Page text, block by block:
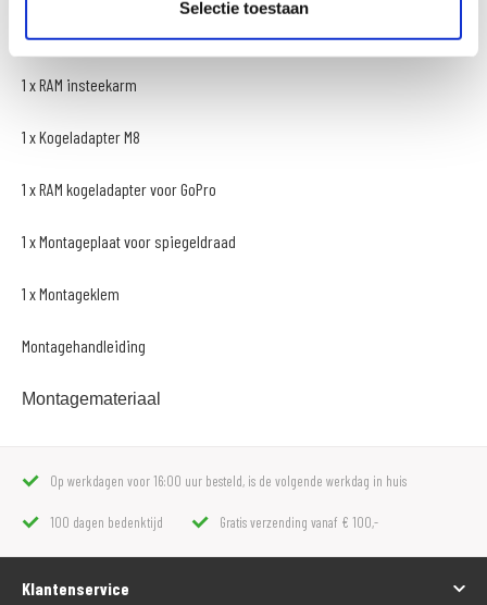
Selectie toestaan
Bij de levering inbegrepen:
1 x RAM insteekarm
1 x Kogeladapter M8
1 x RAM kogeladapter voor GoPro
1 x Montageplaat voor spiegeldraad
1 x Montageklem
Montagehandleiding
Montagemateriaal
Op werkdagen voor 16:00 uur besteld, is de volgende werkdag in huis
100 dagen bedenktijd Gratis verzending vanaf € 100,-
Klantenservice